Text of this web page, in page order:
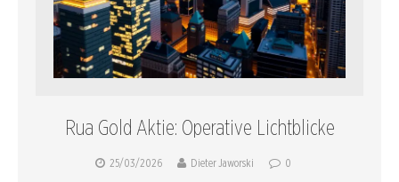
Rua Gold Aktie: Operative Lichtblicke
25/03/2026 Dieter Jaworski 0